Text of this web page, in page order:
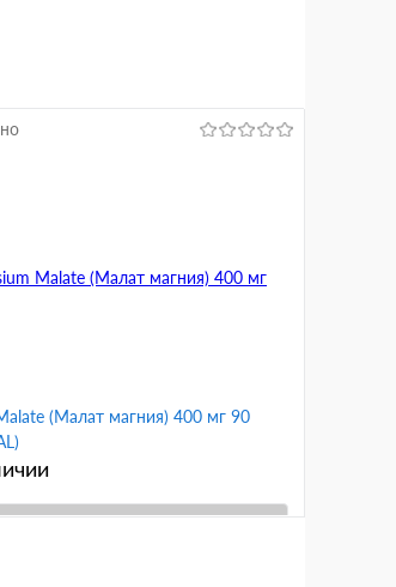
(Малат магния) 400 мг 90